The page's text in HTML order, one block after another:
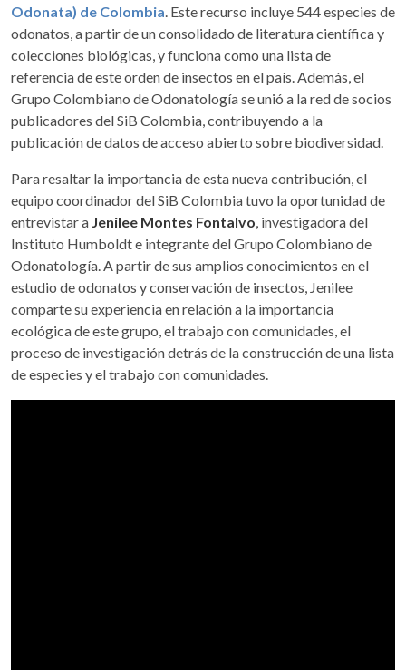
Odonata) de Colombia. Este recurso incluye 544 especies de
odonatos, a partir de un consolidado de literatura científica y
colecciones biológicas, y funciona como una lista de
referencia de este orden de insectos en el país. Además, el
Grupo Colombiano de Odonatología se unió a la red de socios
publicadores del SiB Colombia, contribuyendo a la
publicación de datos de acceso abierto sobre biodiversidad.
Para resaltar la importancia de esta nueva contribución, el
equipo coordinador del SiB Colombia tuvo la oportunidad de
entrevistar a Jenilee Montes Fontalvo, investigadora del
Instituto Humboldt e integrante del Grupo Colombiano de
Odonatología. A partir de sus amplios conocimientos en el
estudio de odonatos y conservación de insectos, Jenilee
comparte su experiencia en relación a la importancia
ecológica de este grupo, el trabajo con comunidades, el
proceso de investigación detrás de la construcción de una lista
de especies y el trabajo con comunidades.